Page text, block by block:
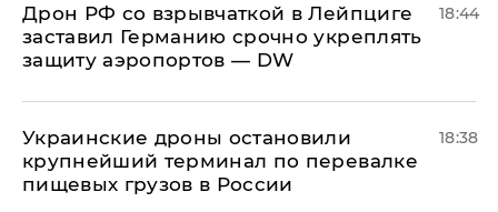
​Дрон РФ со взрывчаткой в Лейпциге
заставил Германию срочно укреплять
защиту аэропортов — DW
18:44
Украинские дроны остановили
крупнейший терминал по перевалке
пищевых грузов в России
18:38